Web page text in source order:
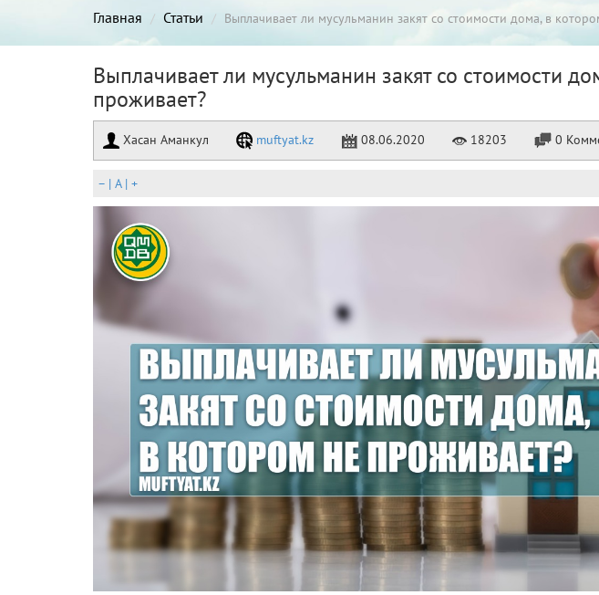
Главная Статьи Выплачивает ли мусульманин закят со стоимости дома, в
Выплачивает ли мусульманин закят со стоимости
проживает?
Хасан Аманкул muftyat.kz 08.06.2020 18203 0
– | A| +